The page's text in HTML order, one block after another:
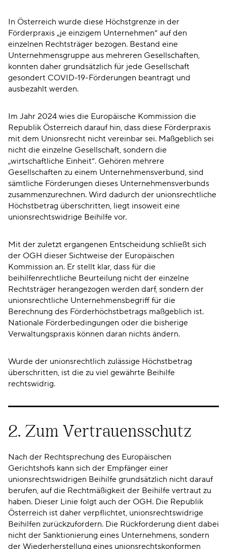
In Österreich wurde diese Höchstgrenze in der
Förderpraxis „je einzigem Unternehmen“ auf den
einzelnen Rechtsträger bezogen. Bestand eine
Unternehmensgruppe aus mehreren Gesellschaften,
konnten daher grundsätzlich für jede Gesellschaft
gesondert COVID-19-Förderungen beantragt und
ausbezahlt werden.
Im Jahr 2024 wies die Europäische Kommission die
Republik Österreich darauf hin, dass diese Förderpraxis
mit dem Unionsrecht nicht vereinbar sei. Maßgeblich sei
nicht die einzelne Gesellschaft, sondern die
„wirtschaftliche Einheit“. Gehören mehrere
Gesellschaften zu einem Unternehmensverbund, sind
sämtliche Förderungen dieses Unternehmensverbunds
zusammenzurechnen. Wird dadurch der unionsrechtliche
Höchstbetrag überschritten, liegt insoweit eine
unionsrechtswidrige Beihilfe vor.
Mit der zuletzt ergangenen Entscheidung schließt sich
der OGH dieser Sichtweise der Europäischen
Kommission an. Er stellt klar, dass für die
beihilfenrechtliche Beurteilung nicht der einzelne
Rechtsträger herangezogen werden darf, sondern der
unionsrechtliche Unternehmensbegriff für die
Berechnung des Förderhöchstbetrags maßgeblich ist.
Nationale Förderbedingungen oder die bisherige
Verwaltungspraxis können daran nichts ändern.
Wurde der unionsrechtlich zulässige Höchstbetrag
überschritten, ist die zu viel gewährte Beihilfe
rechtswidrig.
2. Zum Vertrauensschutz
Nach der Rechtsprechung des Europäischen
Gerichtshofs kann sich der Empfänger einer
unionsrechtswidrigen Beihilfe grundsätzlich nicht darauf
berufen, auf die Rechtmäßigkeit der Beihilfe vertraut zu
haben. Dieser Linie folgt auch der OGH. Die Republik
Österreich ist daher verpflichtet, unionsrechtswidrige
Beihilfen zurückzufordern. Die Rückforderung dient dabei
nicht der Sanktionierung eines Unternehmens, sondern
der Wiederherstellung eines unionsrechtskonformen